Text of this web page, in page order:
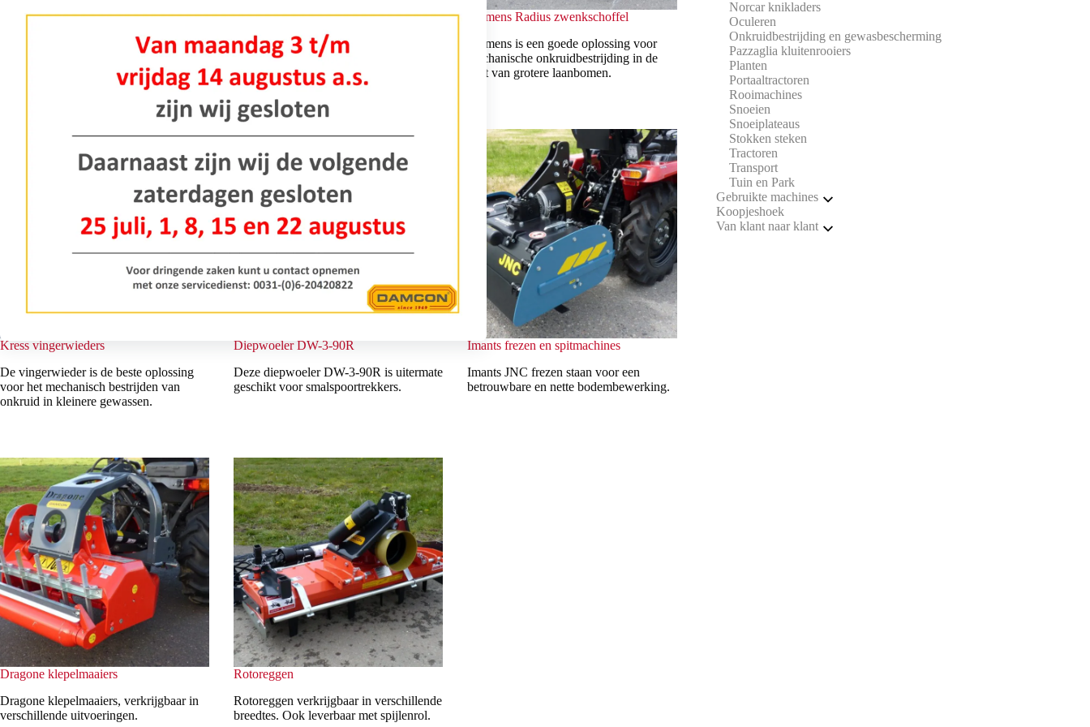
Damcon cultivatoren
De Damcon cultivatoren zijn speciaal
gebouwd voor het werken in smalle
Damcon schoffelmachines
De Damcon schoffelmachines zijn
uitgevoerd met horizontale schoffels.
Clemens Radius zwenkschoffel
Clemens is een goede oplossing voor
mechanische onkruidbestrijding in de
teelt van grotere laanbomen.
Kress vingerwieders
De vingerwieder is de beste oplossing
voor het mechanisch bestrijden van
onkruid in kleinere gewassen.
Diepwoeler DW-3-90R
Deze diepwoeler DW-3-90R is uitermate
geschikt voor smalspoortrekkers.
Imants frezen en spitmachines
Imants JNC frezen staan voor een
betrouwbare en nette bodembewerking.
Dragone klepelmaaiers
Dragone klepelmaaiers, verkrijgbaar in
verschillende uitvoeringen.
Rotoreggen
Rotoreggen verkrijgbaar in verschillende
breedtes. Ook leverbaar met spijlenrol.
Norcar knikladers
Oculeren
Onkruidbestrijding en gewasbescherming
Pazzaglia kluitenrooiers
Planten
Portaaltractoren
Rooimachines
Snoeien
Snoeiplateaus
Stokken steken
Tractoren
Transport
Tuin en Park
Gebruikte machines
Kluitenrooiers
Portaaltractoren
Koopjeshoek
Van klant naar klant